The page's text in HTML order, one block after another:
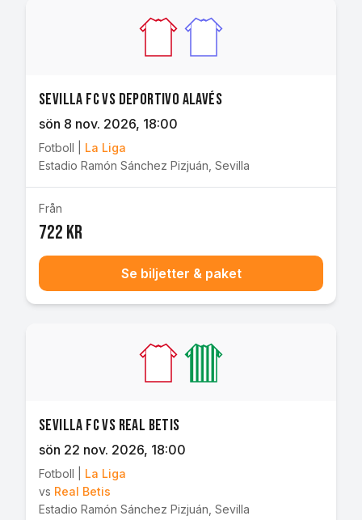
Sevilla FC vs Deportivo Alavés
sön 8 nov. 2026, 18:00
Fotboll
La Liga
Estadio Ramón Sánchez Pizjuán Sevilla
Från
722 kr
Se biljetter & paket
Sevilla FC vs Real Betis
sön 22 nov. 2026, 18:00
Fotboll
La Liga
vs Real Betis
Estadio Ramón Sánchez Pizjuán Sevilla